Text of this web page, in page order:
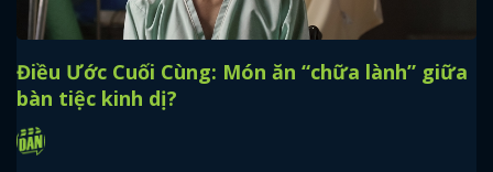
Điều Ước Cuối Cùng: Món ăn “chữa lành” giữa
bàn tiệc kinh dị?